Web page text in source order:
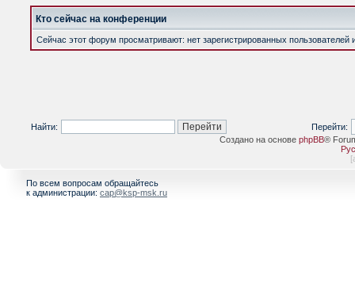
Кто сейчас на конференции
Сейчас этот форум просматривают: нет зарегистрированных пользователей
Найти:
Перейти:
Создано на основе phpBB®
[
По всем вопросам обращайтесь
к администрации: cap@ksp-msk.ru